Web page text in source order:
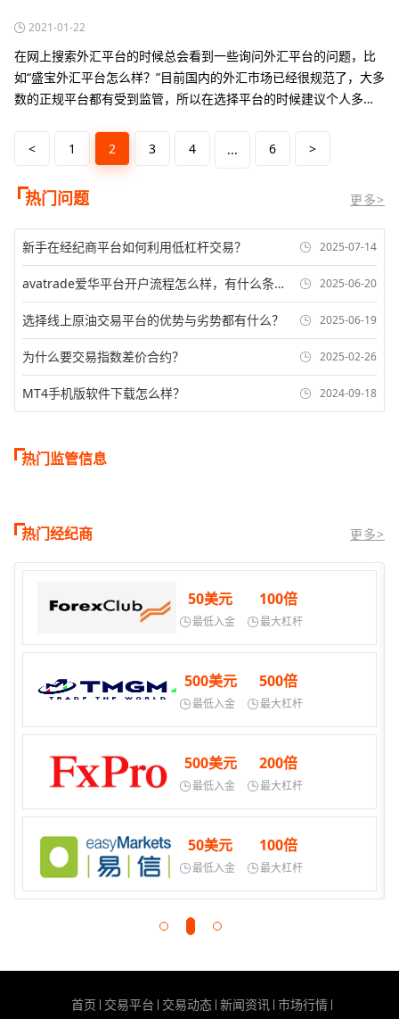
2021-01-22
在网上搜索外汇平台的时候总会看到一些询问外汇平台的问题，比
如“盛宝外汇平台怎么样？”目前国内的外汇市场已经很规范了，大多
数的正规平台都有受到监管，所以在选择平台的时候建议个人多去
自己负责。盛宝外汇平…
< 1 2 3 4 ... 6 >
热门问题 更多>
新手在经纪商平台如何利用低杠杆交易？ 2025-07-14
avatrade爱华平台开户流程怎么样，有什么条 2025-06-20
选择线上原油交易平台的优势与劣势都有什么？ 2025-06-19
为什么要交易指数差价合约？ 2025-02-26
MT4手机版软件下载怎么样？ 2024-09-18
热门监管信息
热门经纪商 更多>
50美元
最低入金
100倍
最大杠杆
500美元
最低入金
500倍
最大杠杆
500美元
最低入金
200倍
最大杠杆
50美元
最低入金
100倍
最大杠杆
首页 交易平台 交易动态 新闻资讯 市场行情